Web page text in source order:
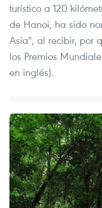
turístico a 120
de Hanoi, ha sido
Asia", al recibir, por
los Premios
en inglés).